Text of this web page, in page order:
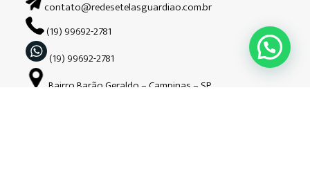
contato@redesetelasguardiao.com.br
(19) 99692-2781
(19) 99692-2781
Bairro Barão Geraldo – Campinas – SP.